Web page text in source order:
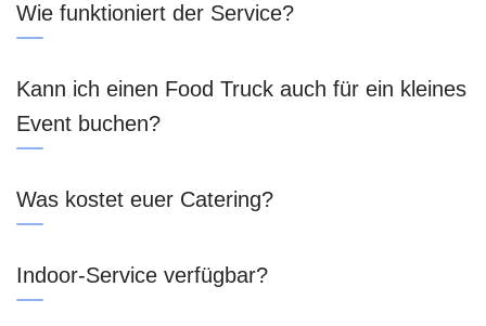
Wie funktioniert der Service?
Kann ich einen Food Truck auch für ein kleines
Event buchen?
Was kostet euer Catering?
Indoor‑Service verfügbar?